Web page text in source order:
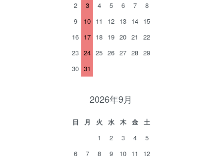
2
3 4 5 6 7
8
9
10 11 12 13 14 15
16 17 18 19 20 21
22
23 24 25 26 27 28 29
30 31
2026年9月
日 月 火 水 木 金
土
1
2 3 4
5
6
7 8 9 10 11
12